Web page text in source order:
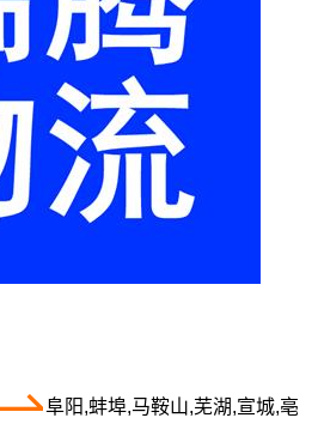
阜阳,蚌埠,马鞍山,芜湖,宣城,亳